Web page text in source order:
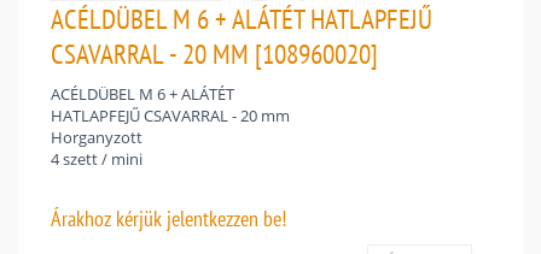
ACÉLDÜBEL M 6 + ALÁTÉT HATLAPFEJŰ
CSAVARRAL - 20 MM [108960020]
ACÉLDÜBEL M 6 + ALÁTÉT
HATLAPFEJŰ CSAVARRAL - 20 mm
Horganyzott
4 szett / mini
Árakhoz kérjük jelentkezzen be!